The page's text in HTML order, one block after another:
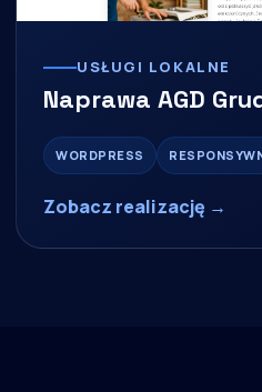
USŁUGI LOKALNE
Naprawa AGD
WORDPRESS
Zobacz realizację →